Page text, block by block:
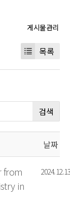
목록
검색
날짜
from
in
2024.12.13